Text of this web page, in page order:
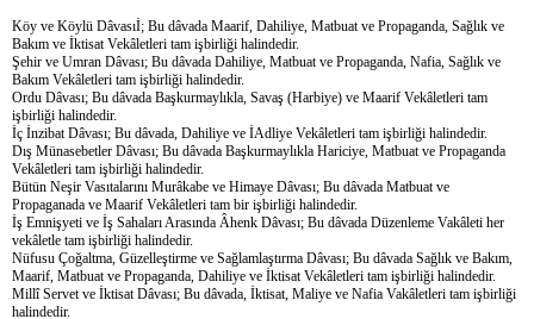
Köy ve Köylü Dâvasıİ; Bu dâvada Maarif, Dahiliye, Matbuat ve Propaganda, Sağlık ve
Bakım ve İktisat Vekâletleri tam işbirliği halindedir.
Şehir ve Umran Dâvası; Bu dâvada Dahiliye, Matbuat ve Propaganda, Nafia, Sağlık ve
Bakım Vekâletleri tam işbirliği halindedir.
Ordu Dâvası; Bu dâvada Başkurmaylıkla, Savaş (Harbiye) ve Maarif Vekâletleri tam
işbirliği halindedir.
İç İnzibat Dâvası; Bu dâvada, Dahiliye ve İAdliye Vekâletleri tam işbirliği halindedir.
Dış Münasebetler Dâvası; Bu dâvada Başkurmaylıkla Hariciye, Matbuat ve Propaganda
Vekâletleri tam işbirliği halindedir.
Bütün Neşir Vasıtalarını Murâkabe ve Himaye Dâvası; Bu dâvada Matbuat ve
Propaganada ve Maarif Vekâletleri tam bir işbirliği halindedir.
İş Emnişyeti ve İş Sahaları Arasında Âhenk Dâvası; Bu dâvada Düzenleme Vakâleti her
vekâletle tam işbirliği halindedir.
Nüfusu Çoğaltma, Güzelleştirme ve Sağlamlaştırma Dâvası; Bu dâvada Sağlık ve Bakım,
Maarif, Matbuat ve Propaganda, Dahiliye ve İktisat Vekâletleri tam işbirliği halindedir.
Millî Servet ve İktisat Dâvası; Bu dâvada, İktisat, Maliye ve Nafia Vakâletleri tam işbirliği
halindedir.